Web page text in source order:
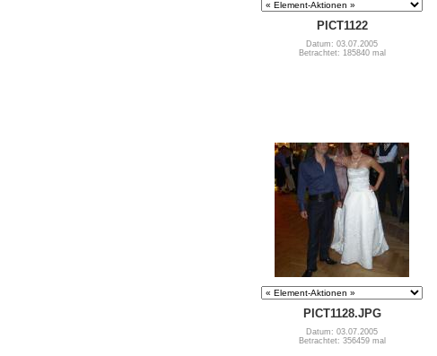
PICT1122
Datum: 03.07.2005
Betrachtet: 185840 mal
PICT1128.JPG
Datum: 03.07.2005
Betrachtet: 356459 mal